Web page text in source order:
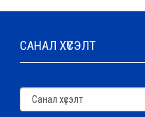
САНАЛ ХҮСЭЛТ